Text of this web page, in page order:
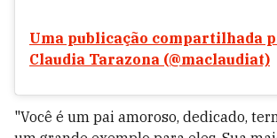
Uma publicação compartilhada
Claudia Tarazona (@maclaudiat)
"Você é um pai amoroso, dedicado,